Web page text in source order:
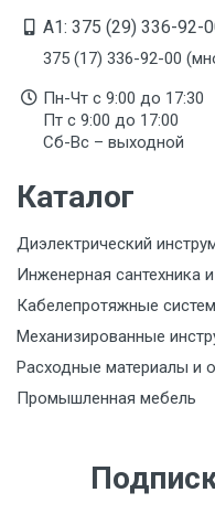
A1: 375 (29) 336-92-
375 (17) 336-92-00
Пн-Чт с 9:00 до 17:30
Пт с 9:00 до 17:00
Сб-Вс – выходной
Каталог
Диэлектрический
Инженерная сантехника
Кабелепротяжные
Механизированные
Расходные материалы и
Промышленная мебель